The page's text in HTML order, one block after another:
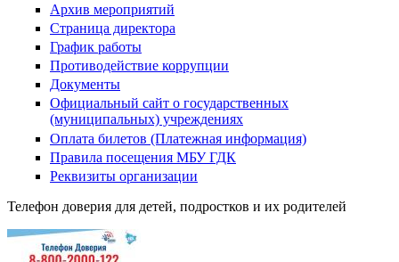
Архив мероприятий
Страница директора
График работы
Противодействие коррупции
Документы
Официальный сайт о государственных
(муниципальных) учреждениях
Оплата билетов (Платежная информация)
Правила посещения МБУ ГДК
Реквизиты организации
Телефон доверия для детей, подростков и их родителей